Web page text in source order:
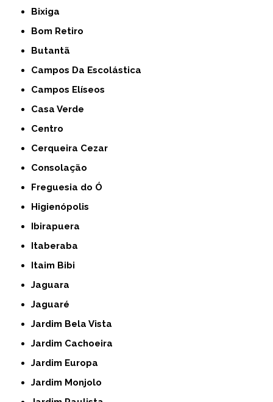
Bixiga
Bom Retiro
Butantã
Campos Da Escolástica
Campos Elíseos
Casa Verde
Centro
Cerqueira Cezar
Consolação
Freguesia do Ó
Higienópolis
Ibirapuera
Itaberaba
Itaim Bibi
Jaguara
Jaguaré
Jardim Bela Vista
Jardim Cachoeira
Jardim Europa
Jardim Monjolo